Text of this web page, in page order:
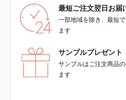
最短ご注文翌日お届
一部地域を除き、最短
ます
サンプルプレゼント
サンプルはご注文商品
ます